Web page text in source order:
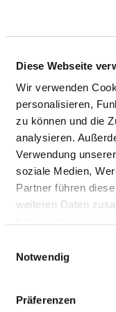
Diese Webseite
Wir verwenden
personalisieren,
zu können und die
analysieren.
Verwendung
soziale Medien,
Partner führen
weiteren Daten
Notwendig
Präferenzen
MEDICAL
Internal Medicine
General surgery
Medical quality
Internal medicine
Special trauma
Orthopedics and